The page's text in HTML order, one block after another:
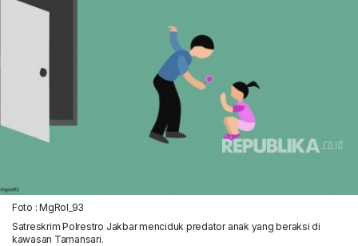
Foto : MgRol_93
Satreskrim Polrestro Jakbar menciduk predator anak yang beraksi di
kawasan Tamansari.